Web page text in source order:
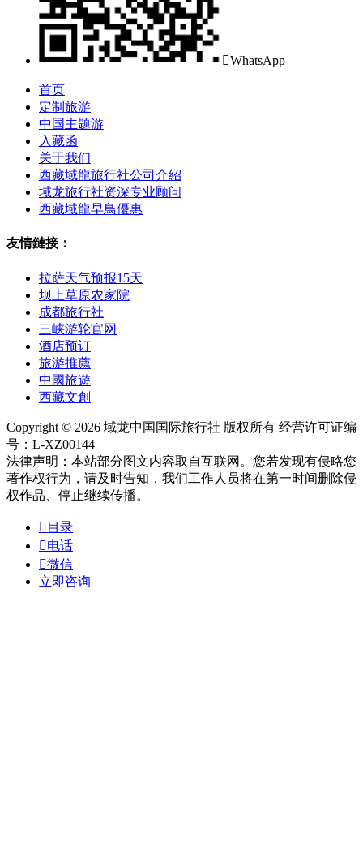
WhatsApp
首页
定制旅游
中国主题游
入藏函
关于我们
西藏域龍旅行社公司介紹
域龙旅行社资深专业顾问
西藏域龍早鳥優惠
友情鏈接：
拉萨天气预报15天
坝上草原农家院
成都旅行社
三峡游轮官网
酒店预订
旅游推薦
中國旅遊
西藏文創
Copyright © 2026 域龙中国国际旅行社 版权所有 经营许可证编
号：L-XZ00144
法律声明：本站部分图文内容取自互联网。您若发现有侵略您
著作权行为，请及时告知，我们工作人员将在第一时间删除侵
权作品、停止继续传播。
 目录
电话
微信
立即咨询